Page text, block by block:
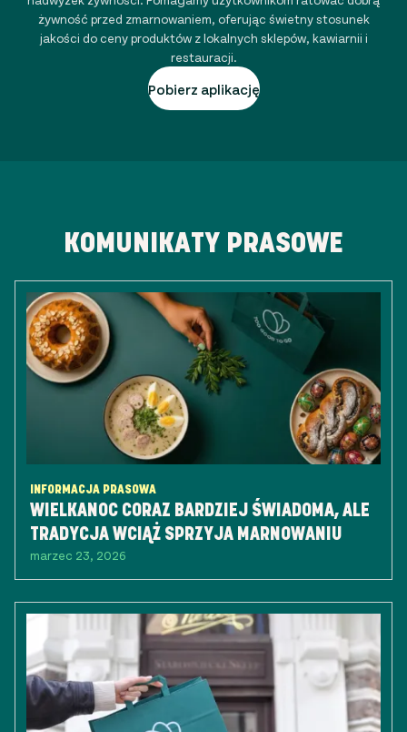
żywność przed zmarnowaniem, oferując świetny stosunek
jakości do ceny produktów z lokalnych sklepów, kawiarnii i
restauracji.
Pobierz aplikację
KOMUNIKATY PRASOWE
INFORMACJA PRASOWA
WIELKANOC CORAZ BARDZIEJ ŚWIADOMA, ALE
TRADYCJA WCIĄŻ SPRZYJA MARNOWANIU
marzec 23, 2026